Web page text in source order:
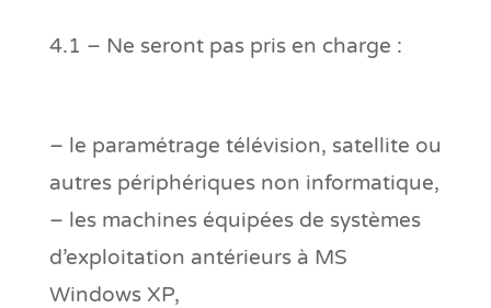
4.1 – Ne seront pas pris en charge :
– le paramétrage télévision, satellite ou
autres périphériques non informatique,
– les machines équipées de systèmes
d’exploitation antérieurs à MS
Windows XP,